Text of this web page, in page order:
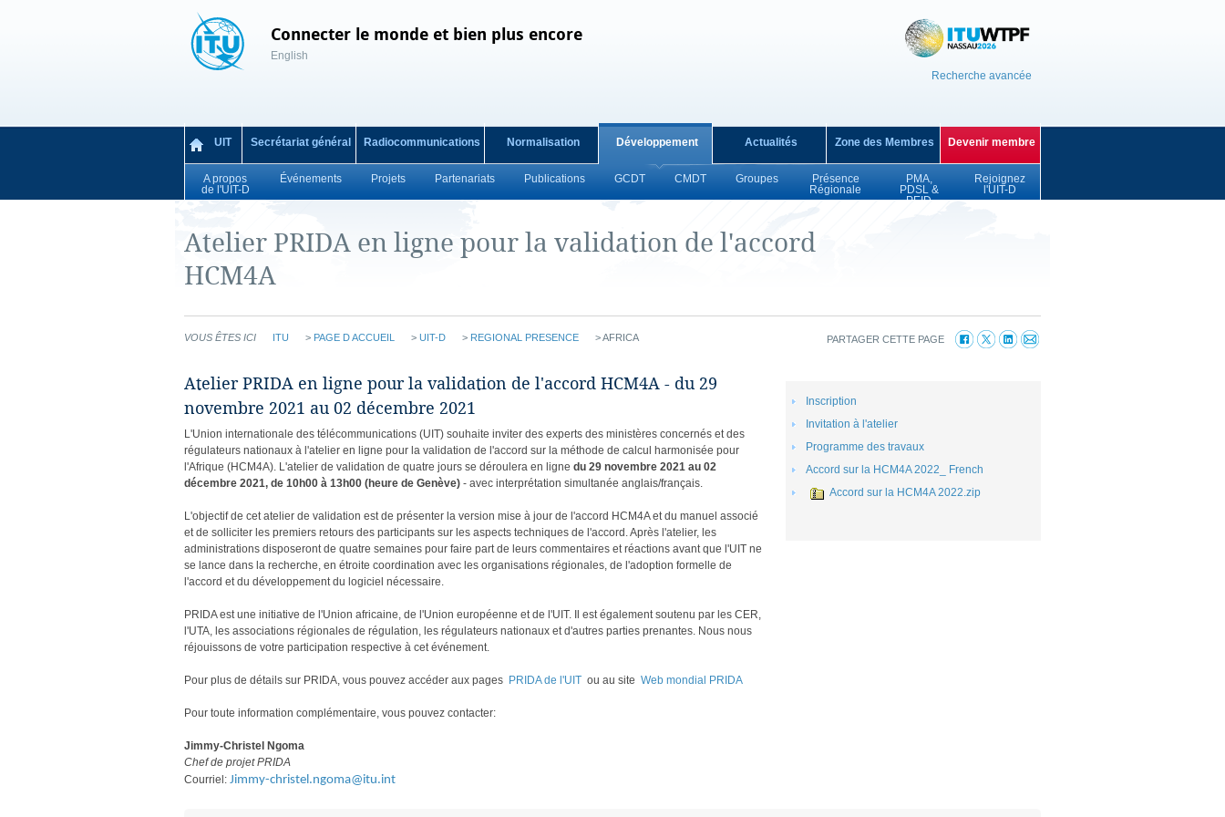
Connecter le monde et bien plus encore
English
Recherche avancée
UIT Secrétariat général Radiocommunications Normalisation Développement
A propos
de l'UIT-D
Événements Projets Partenariats Publications GCDT CMDT Groupes
Présence
Régionale
PMA,
PDSL &
PEID
Rejoignez
l'UIT-D
Actualités Zone des Membres Devenir membre
Atelier PRIDA en ligne pour la validation de l'accord
HCM4A
VOUS ÊTES ICI ITU > PAGE D ACCUEIL > UIT-D > REGIONAL PRESENCE >AFRICA PARTAGER CETTE PAGE
​​​​​Atelier PRIDA en ligne pour la validation de l'accord HCM4A - du 29
novembre 2021 au 02 décembre 2021
L'Union internationale des télécommunications (UIT) souhaite inviter des experts des ministères concernés et des
régulateurs nationaux à l'atelier en ligne pour la validation de l'accord sur la méthode de calcul harmonisée pour
l'Afrique (HCM4A). L'atelier de validation de quatre jours se dé​roulera en ligne du 29 novembre 2021 au 02
décembre 2021, de 10h00 à 13h00 (heure de Genève) - avec interprétation simultanée anglais/français.
L'objectif de cet atelier de validation est de présenter la version mise à jour de l'accord HCM4A et du manuel associé
et de solliciter les premiers retours des participants sur les aspects techniques de l'accord. Après l'atelier, les
administrations disposeront de quatre semaines pour faire part de leurs commentaires et réactions avant que l'UIT ne
se lance dans la recherche, en étroite coordination avec les organisations régionales, de l'adoption formelle de
l'accord et du développement du logiciel nécessaire.
PRIDA est une initiative de l'Union africaine, de l'Union européenne et de l'UIT. Il est également soutenu par les CER,
l'UTA, les associations régionales de régulation, les régulateurs nationaux et d'autres parties prenantes. Nous nous
réjouissons de votre participation respective à cet événement.
Pour plus de détails sur PRIDA, vous pouvez accéder aux pages PRIDA de l'UIT ou au site Web mondial PRIDA
Pour toute information complémentaire, vous pouvez contacter:
Jimmy-Christel Ngoma
Chef de projet PRIDA
Courriel: Jimmy-christel.ngoma@itu.int
Inscription ​
Invitation à l'atelier ​
Programme des travaux
Accord sur la HCM4A 2022_ French​
Accord sur la HCM4A 2022.zip